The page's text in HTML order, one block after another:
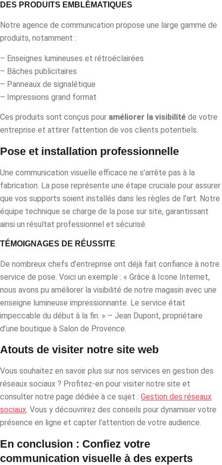
DES PRODUITS EMBLÉMATIQUES
Notre agence de communication propose une large gamme de
produits, notamment :
– Enseignes lumineuses et rétroéclairées
– Bâches publicitaires
– Panneaux de signalétique
– Impressions grand format
Ces produits sont conçus pour améliorer la visibilité de votre
entreprise et attirer l’attention de vos clients potentiels.
Pose et installation professionnelle
Une communication visuelle efficace ne s’arrête pas à la
fabrication. La pose représente une étape cruciale pour assurer
que vos supports soient installés dans les règles de l’art. Notre
équipe technique se charge de la pose sur site, garantissant
ainsi un résultat professionnel et sécurisé.
TÉMOIGNAGES DE RÉUSSITE
De nombreux chefs d’entreprise ont déjà fait confiance à notre
service de pose. Voici un exemple : « Grâce à Icone Internet,
nous avons pu améliorer la visibilité de notre magasin avec une
enseigne lumineuse impressionnante. Le service était
impeccable du début à la fin. » – Jean Dupont, propriétaire
d’une boutique à Salon de Provence.
Atouts de visiter notre site web
Vous souhaitez en savoir plus sur nos services en gestion des
réseaux sociaux ? Profitez-en pour visiter notre site et
consulter notre page dédiée à ce sujet : Gestion des réseaux
sociaux. Vous y découvrirez des conseils pour dynamiser votre
présence en ligne et capter l’attention de votre audience.
En conclusion : Confiez votre
communication visuelle à des experts